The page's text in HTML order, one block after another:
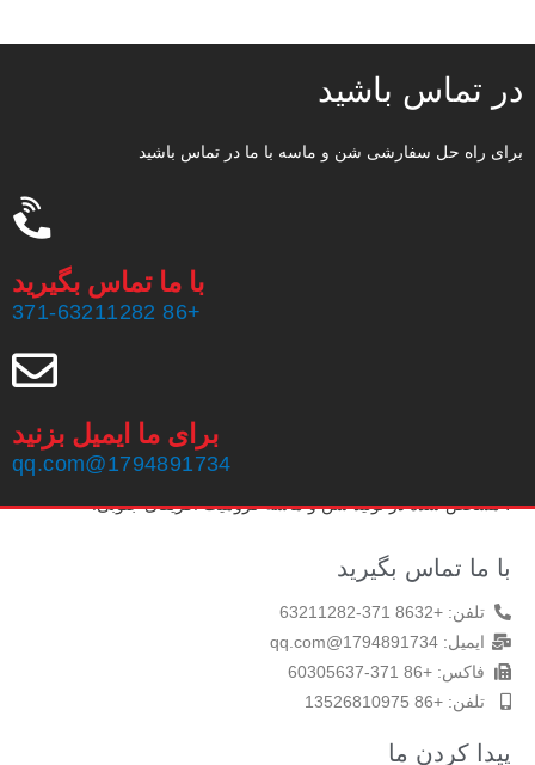
در تماس باشید
برای راه حل سفارشی شن و ماسه با ما در تماس باشید
با ما تماس بگیرید
+86 371-63211282
برای ما ایمیل بزنید
1794891734@qq.com
شرکت ساینده Zhengzhou Haixu ، با مسئولیت محدود ، در سال
1999 تاسیس شد ، دارای 20 سال تجربه تولید و یک تیم فروش باتجربه
، مشخص شده در تولید شن و ماسه کرومیت آفریقای جنوبی.
با ما تماس بگیرید
تلفن: +8632 371-63211282
ایمیل: 1794891734@qq.com
فاکس: +86 371-60305637
تلفن: +86 13526810975
پیدا کردن ما